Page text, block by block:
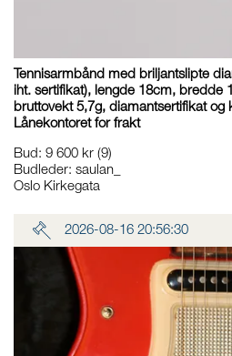
Tennisarmbånd med briljantslipte
iht. sertifikat), lengde 18cm, bredde
bruttovekt 5,7g, diamantsertifikat og
Lånekontoret for frakt
Bud: 9 600 kr (9)
Budleder: saulan_
Oslo Kirkegata
2026-08-16 20:56:30